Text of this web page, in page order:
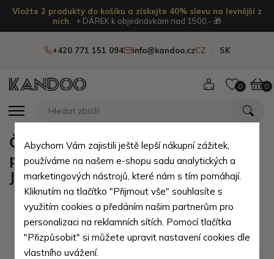
Vložte 2 produkty do košíku a získejte 40% slevu na levnější z
nich.
+ DÁREK k objednávkám nad 1500,- 🎁
+420 771 151 094 info@kandoo.czCZ SK
0 0
Černozelená pánská kožená
peněženka s vnitřní zápinkou
Jennie
Abychom Vám zajistili ještě lepší nákupní zážitek,
používáme na našem e-shopu sadu analytických a
marketingových nástrojů, které nám s tím pomáhají.
Kliknutím na tlačítko "Přijmout vše" souhlasíte s
využitím cookies a předáním našim partnerům pro
personalizaci na reklamních sítích. Pomocí tlačítka
"Přizpůsobit" si můžete upravit nastavení cookies dle
vlastního uvážení.